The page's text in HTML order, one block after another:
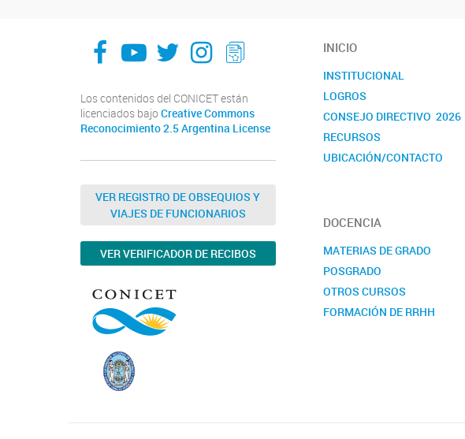
facebook
youtube
Twitter
Instagram
LeChasquier Boletin Digital 70
Los contenidos del CONICET están
licenciados bajo Creative Commons
Reconocimiento 2.5 Argentina License
VER REGISTRO DE OBSEQUIOS Y
VIAJES DE FUNCIONARIOS
VER VERIFICADOR DE RECIBOS
INICIO
INSTITUCIONAL
LOGROS
CONSEJO DIRECTIVO 2026
RECURSOS
UBICACIÓN/CONTACTO
DOCENCIA
MATERIAS DE GRADO
POSGRADO
OTROS CURSOS
FORMACIÓN DE RRHH